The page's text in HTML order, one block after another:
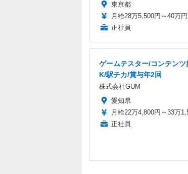
東京都
月給28万5,500円～40万円
正社員
ゲームテスター/コンテン
K/駅チカ/賞与年2回
株式会社GUM
愛知県
月給22万4,800円～33万
正社員